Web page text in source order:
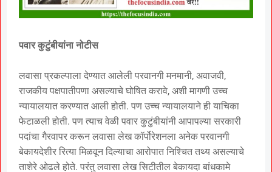
पवार कुटुंबीयांना नोटीस
लवासा प्रकल्पाला देण्यात आलेली परवानगी मनमानी, अवाजवी,
राजकीय पक्षपातीपणा असल्याचे घोषित करावे, अशी मागणी उच्च
न्यायालयात करण्यात आली होती. पण उच्च न्यायालयाने ही याचिका
फेटाळली होती. पण त्याच वेळी पवार कुटुंबीयांनी आपापल्या सरकारी
पदांचा गैरवापर करून लवासा लेख कॉर्पोरेशनला अनेक परवानगी
बेकायदेशीर रित्या मिळवून दिल्याचा आरोपात निश्चित तथ्य असल्याचे
ताशेरे ओढले होते. परंतु लवासा लेख सिटीतील बेकायदा बांधकामे